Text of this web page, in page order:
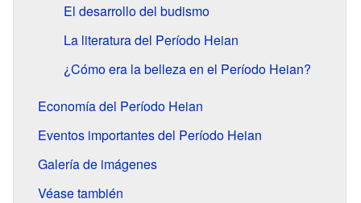
El desarrollo del budismo
La literatura del Período Heian
¿Cómo era la belleza en el Período Heian?
Economía del Período Heian
Eventos importantes del Período Heian
Galería de imágenes
Véase también